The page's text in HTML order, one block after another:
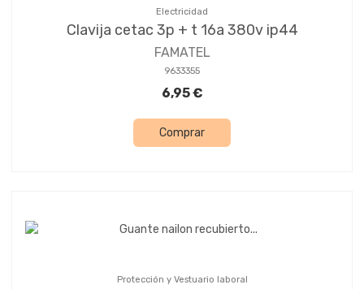
Electricidad
Clavija cetac 3p + t 16a 380v ip44
FAMATEL
9633355
6,95 €
Comprar
Protección y Vestuario laboral